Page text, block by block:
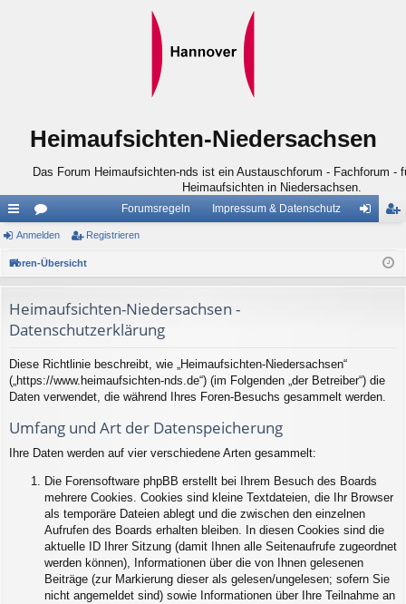
Heimaufsichten-Niedersachsen
Das Forum Heimaufsichten-nds ist ein Austauschforum - Fachforum -
Heimaufsichten in Niedersachsen.
ch
ne
ug
or
en
Forumsregeln Impressum & Datenschutz
ist
Anmelden Registrieren
Foren-Übersicht
Heimaufsichten-Niedersachsen -
Datenschutzerklärung
Diese Richtlinie beschreibt, wie „Heimaufsichten-Niedersachsen“
(„https://www.heimaufsichten-nds.de“) (im Folgenden „der Betreiber“) die
Daten verwendet, die während Ihres Foren-Besuchs gesammelt werden.
Umfang und Art der Datenspeicherung
Ihre Daten werden auf vier verschiedene Arten gesammelt:
Die Forensoftware phpBB erstellt bei Ihrem Besuch des Boards
mehrere Cookies. Cookies sind kleine Textdateien, die Ihr Browser
als temporäre Dateien ablegt und die zwischen den einzelnen
Aufrufen des Boards erhalten bleiben. In diesen Cookies sind die
aktuelle ID Ihrer Sitzung (damit Ihnen alle Seitenaufrufe zugeordnet
werden können), Informationen über die von Ihnen gelesenen
Beiträge (zur Markierung dieser als gelesen/ungelesen; sofern Sie
nicht angemeldet sind) sowie Informationen über Ihre Teilnahme an